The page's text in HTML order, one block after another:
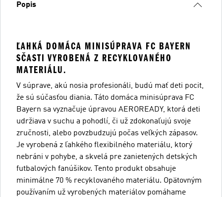
Popis
ĽAHKÁ DOMÁCA MINISÚPRAVA FC BAYERN
SČASTI VYROBENÁ Z RECYKLOVANÉHO
MATERIÁLU.
V súprave, akú nosia profesionáli, budú mať deti pocit,
že sú súčasťou diania. Táto domáca minisúprava FC
Bayern sa vyznačuje úpravou AEROREADY, ktorá deti
udržiava v suchu a pohodlí, či už zdokonaľujú svoje
zručnosti, alebo povzbudzujú počas veľkých zápasov.
Je vyrobená z ľahkého flexibilného materiálu, ktorý
nebráni v pohybe, a skvelá pre zanietených detských
futbalových fanúšikov. Tento produkt obsahuje
minimálne 70 % recyklovaného materiálu. Opätovným
používaním už vyrobených materiálov pomáhame